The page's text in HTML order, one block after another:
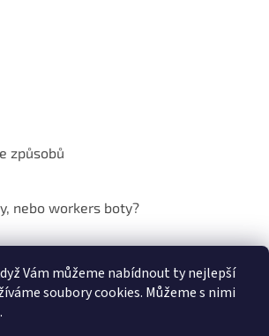
Vám můžeme nabídnout ty nejlepší
soubory cookies. Můžeme s nimi
.
způsobů
nebo workers boty?